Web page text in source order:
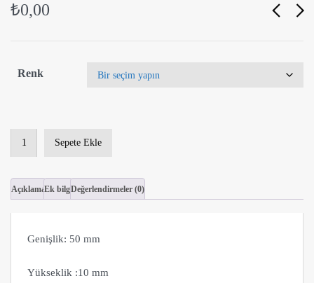
₺0,00
Renk
OZL-
Profil
Sepete Ekle
AçıklamaEk bilgiDeğerlendirmeler (0)
Genişlik: 50 mm
Yükseklik :10 mm